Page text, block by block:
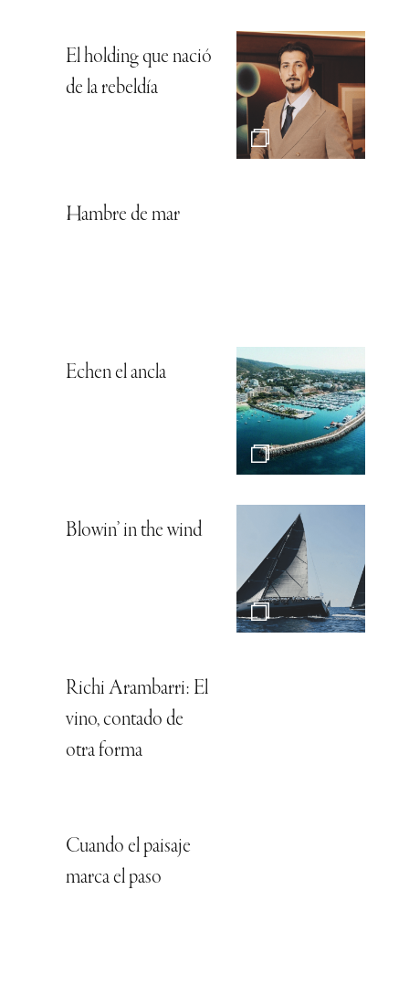
El holding que nació
de la rebeldía
Hambre de mar
Echen el ancla
Blowin’ in the wind
Richi Arambarri: El
vino, contado de
otra forma
Cuando el paisaje
marca el paso